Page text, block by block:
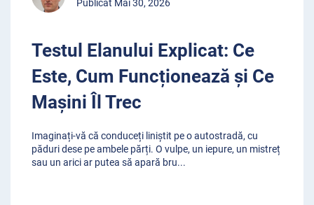
Publicat Mai 30, 2026
Testul Elanului Explicat: Ce
Este, Cum Funcționează și Ce
Mașini Îl Trec
Imaginați-vă că conduceți liniștit pe o autostradă, cu
păduri dese pe ambele părți. O vulpe, un iepure, un mistreț
sau un arici ar putea să apară bru...